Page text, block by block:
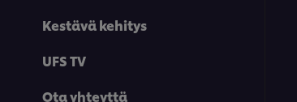
Kestävä kehitys
UFS TV
Ota yhteyttä